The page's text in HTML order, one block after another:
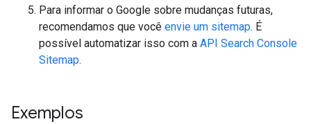
Para informar o Google sobre mudanças futuras,
recomendamos que você envie um sitemap. É
possível automatizar isso com a API Search Console
Sitemap.
Exemplos